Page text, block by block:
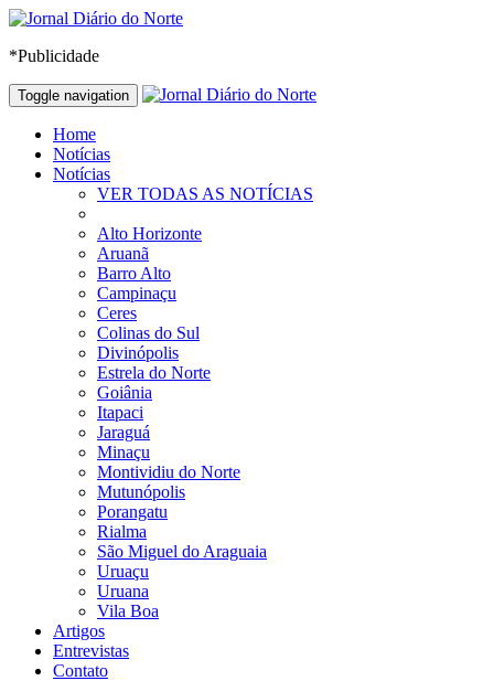
*Publicidade
Toggle navigation
Home
Notícias
Notícias
VER TODAS AS NOTÍCIAS
Alto Horizonte
Aruanã
Barro Alto
Campinaçu
Ceres
Colinas do Sul
Divinópolis
Estrela do Norte
Goiânia
Itapaci
Jaraguá
Minaçu
Montividiu do Norte
Mutunópolis
Porangatu
Rialma
São Miguel do Araguaia
Uruaçu
Uruana
Vila Boa
Artigos
Entrevistas
Contato